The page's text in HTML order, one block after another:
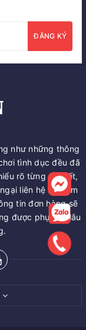
ĐĂNG KÝ
như những thông
tình dục đều đã
rõ từng chi tiết,
liên hệ để nắm
tin đơn hàng sẽ
được phục vụ lâu